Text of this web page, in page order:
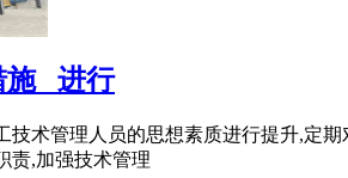
_进行
术管理人员的思想素质进行提升,定
责,加强技术管理